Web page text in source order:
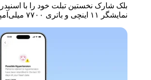
نمایشگر ۱۱ اینچی و باتری ۷۷۰۰ میلی‌آمپر معرفی می‌کند.